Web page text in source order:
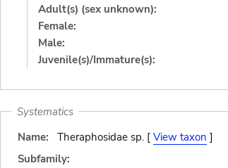
Adult(s) (sex unknown):
Female:
Male:
Juvenile(s)/Immature(s):
Systematics
Name:
Theraphosidae sp. [ View taxon ]
Subfamily: